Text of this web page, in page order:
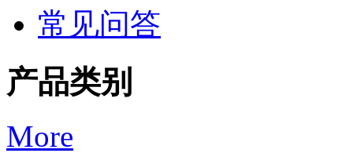
常见问答
产品类别
More